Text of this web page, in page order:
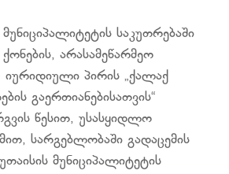
საკუთრებაში
არასამეწარმეო
პირის „ქალაქ
გაერთიანებისათვის“
წესით, უსასყიდლო
სარგებლობაში გადაცემის
მუნიციპალიტეტის